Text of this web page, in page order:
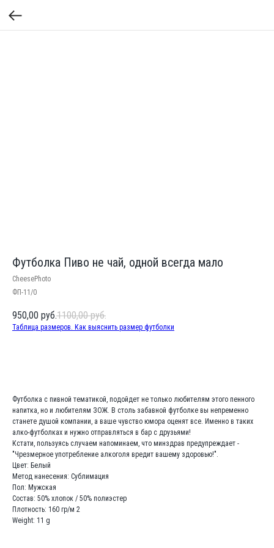
Футболка Пиво не чай, одной всегда мало
CheesePhoto
ФП-11/0
950,00 руб.1100,00 руб.
Таблица размеров. Как выяснить размер футболки
Футболка с пивной тематикой, подойдет не только любителям этого пенного
напитка, но и любителям ЗОЖ. В столь забавной футболке вы непременно
станете душой компании, а ваше чувство юмора оценят все. Именно в таких
алко-футболках и нужно отправляться в бар с друзьями!
Кстати, пользуясь случаем напоминаем, что минздрав предупреждает -
"Чрезмерное употребление алкоголя вредит вашему здоровью!".
Цвет: Белый
Метод нанесения: Сублимация
Пол: Мужская
Состав: 50% хлопок / 50% полиэстер
Плотность: 160 гр/м 2
Weight: 11 g